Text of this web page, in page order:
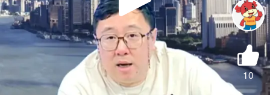
Play
Video
10